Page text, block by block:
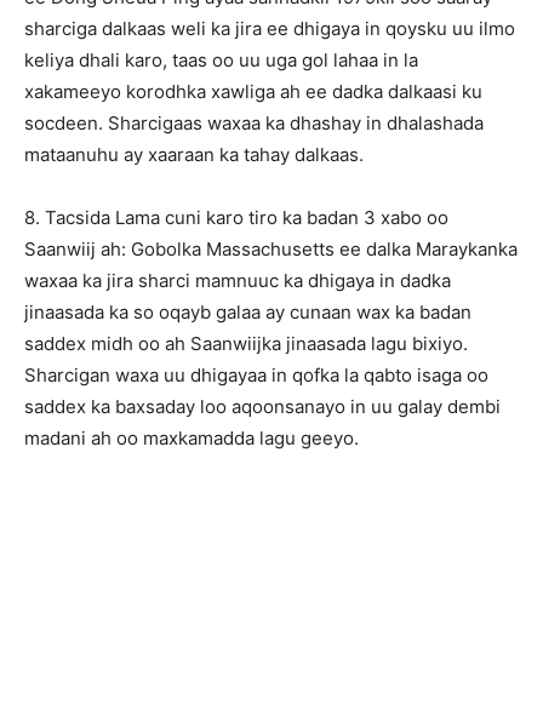
sharciga dalkaas weli ka jira ee dhigaya in qoysku uu ilmo
keliya dhali karo, taas oo uu uga gol lahaa in la
xakameeyo korodhka xawliga ah ee dadka dalkaasi ku
socdeen. Sharcigaas waxaa ka dhashay in dhalashada
mataanuhu ay xaaraan ka tahay dalkaas.
8. Tacsida Lama cuni karo tiro ka badan 3 xabo oo
Saanwiij ah: Gobolka Massachusetts ee dalka Maraykanka
waxaa ka jira sharci mamnuuc ka dhigaya in dadka
jinaasada ka so oqayb galaa ay cunaan wax ka badan
saddex midh oo ah Saanwiijka jinaasada lagu bixiyo.
Sharcigan waxa uu dhigayaa in qofka la qabto isaga oo
saddex ka baxsaday loo aqoonsanayo in uu galay dembi
madani ah oo maxkamadda lagu geeyo.